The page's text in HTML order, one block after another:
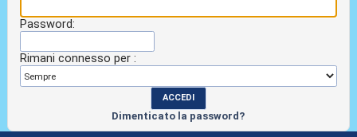
Password:
Rimani connesso per :
Dimenticato la password?